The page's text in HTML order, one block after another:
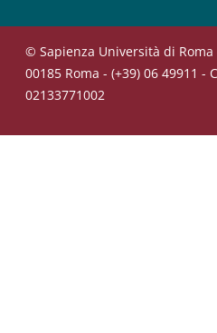
© Sapienza Università di Roma
00185 Roma - (+39) 06 49911 -
02133771002